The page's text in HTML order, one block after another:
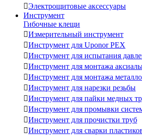
Электрощитовые аксессуары
Инструмент
Гибочные клещи
Измерительный инструмент
Инструмент для Uponor PEX
Инструмент для испытания
Инструмент для монтажа
Инструмент для монтажа
Инструмент для нарезки резьбы
Инструмент для пайки медных
Инструмент для промывки
Инструмент для прочистки труб
Инструмент для сварки